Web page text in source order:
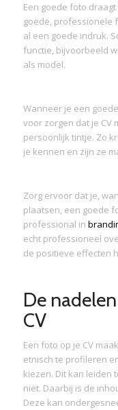
Een goede foto
goede, professionele
al een goede indruk.
functie, bijvoorbeeld
als model.
Wanneer je een
voor zorgen dat je CV
persoonlijk tintje. Zo
je kennen en zijn ze
Zorg ervoor dat je,
plaatsen, een goede
professional in
echt professioneel
de positieve effecten
De
CV
Een foto op je CV
etnisch te profileren
kiezen. Dit kan leiden
niet. Daarbij is de
Deze kan